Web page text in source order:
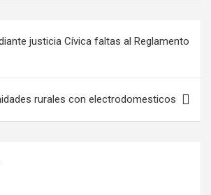
justicia Cívica faltas al Reglamento
rurales con electrodomesticos